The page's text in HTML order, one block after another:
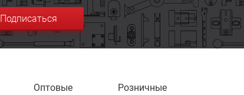
Подписаться
Оптовые
Розничные